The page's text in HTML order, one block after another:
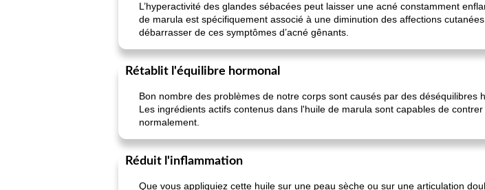
L’hyperactivité des glandes sébacées peut laisser une acné constamment
de marula est spécifiquement associé à une diminution des affections
débarrasser de ces symptômes d’acné gênants.
Rétablit l'équilibre hormonal
Bon nombre des problèmes de notre corps sont causés par des
Les ingrédients actifs contenus dans l'huile de marula sont capables de
normalement.
Réduit l'inflammation
Que vous appliquiez cette huile sur une peau sèche ou sur une articulation